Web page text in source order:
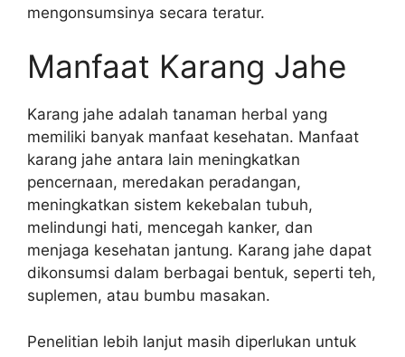
mengonsumsinya secara teratur.
Manfaat Karang Jahe
Karang jahe adalah tanaman herbal yang
memiliki banyak manfaat kesehatan. Manfaat
karang jahe antara lain meningkatkan
pencernaan, meredakan peradangan,
meningkatkan sistem kekebalan tubuh,
melindungi hati, mencegah kanker, dan
menjaga kesehatan jantung. Karang jahe dapat
dikonsumsi dalam berbagai bentuk, seperti teh,
suplemen, atau bumbu masakan.
Penelitian lebih lanjut masih diperlukan untuk